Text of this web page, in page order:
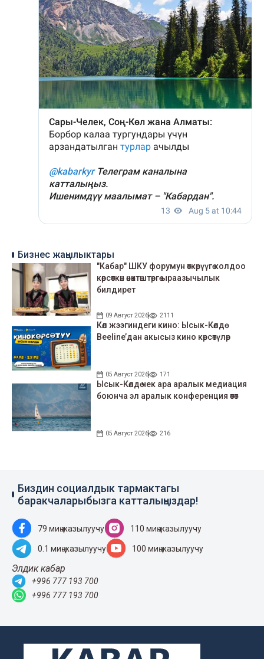
Бизнес жаңылыктары
"Кабар" ШКУ форумун өткөрүүгө колдоо
көрсөткөн өнөктөштөргө ыраазычылык
билдирет
09 Август 2026 2111
Көл жээгиндеги кино: Ысык-Көлдө
Beeline’дан акысыз кино көрсөтүлөр
05 Август 2026 171
Ысык-Көлдө чек ара аралык медиация
боюнча эл аралык конференция өтөт
05 Август 2026 216
Биздин социалдык тармактагы
баракчаларыбызга катталыңыздар!
79 миң жазылуучу 110 миң жазылуучу
0.1 миң жазылуучу 100 миң жазылуучу
Элдик кабар
+996 777 193 700
+996 777 193 700